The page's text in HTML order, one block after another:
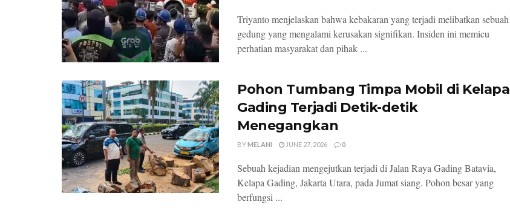
Triyanto menjelaskan bahwa kebakaran yang terjadi melibatkan sebuah
gedung yang mengalami kerusakan signifikan. Insiden ini memicu
perhatian masyarakat dan pihak ...
Pohon Tumbang Timpa Mobil di Kelapa
Gading Terjadi Detik-detik
Menegangkan
BYMELANI JUNE 27, 2026 0
Sebuah kejadian mengejutkan terjadi di Jalan Raya Gading Batavia,
Kelapa Gading, Jakarta Utara, pada Jumat siang. Pohon besar yang
berfungsi ...